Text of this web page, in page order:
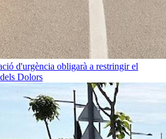
d'urgència obligarà a restringir el
Dolors